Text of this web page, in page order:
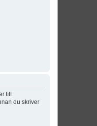
till
du skriver